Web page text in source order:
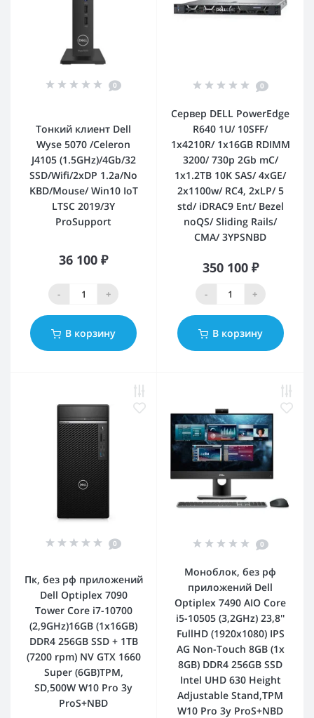
0
Тонкий клиент Dell
Wyse 5070 /Celeron
J4105 (1.5GHz)/4Gb/32
SSD/Wifi/2xDP 1.2a/No
KBD/Mouse/ Win10 IoT
LTSC 2019/3Y
ProSupport
36 100 ₽
- +
В корзину
0
Сервер DELL PowerEdge
R640 1U/ 10SFF/
1x4210R/ 1x16GB RDIMM
3200/ 730p 2Gb mC/
1x1.2TB 10K SAS/ 4xGE/
2x1100w/ RC4, 2xLP/ 5
std/ iDRAC9 Ent/ Bezel
noQS/ Sliding Rails/
CMA/ 3YPSNBD
350 100 ₽
- +
В корзину
0
Пк, без рф приложений
Dell Optiplex 7090
Tower Core i7-10700
(2,9GHz)16GB (1x16GB)
DDR4 256GB SSD + 1TB
(7200 rpm) NV GTX 1660
Super (6GB)TPM,
SD,500W W10 Pro 3y
ProS+NBD
0
Моноблок, без рф
приложений Dell
Optiplex 7490 AIO Core
i5-10505 (3,2GHz) 23,8''
FullHD (1920x1080) IPS
AG Non-Touch 8GB (1x
8GB) DDR4 256GB SSD
Intel UHD 630 Height
Adjustable Stand,TPM
W10 Pro 3y ProS+NBD